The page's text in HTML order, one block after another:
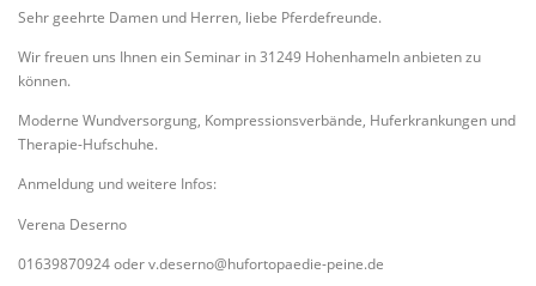
Sehr geehrte Damen und Herren, liebe Pferdefreunde.
Wir freuen uns Ihnen ein Seminar in 31249 Hohenhameln anbieten zu
können.
Moderne Wundversorgung, Kompressionsverbände, Huferkrankungen und
Therapie-Hufschuhe.
Anmeldung und weitere Infos:
Verena Deserno
01639870924 oder v.deserno@hufortopaedie-peine.de